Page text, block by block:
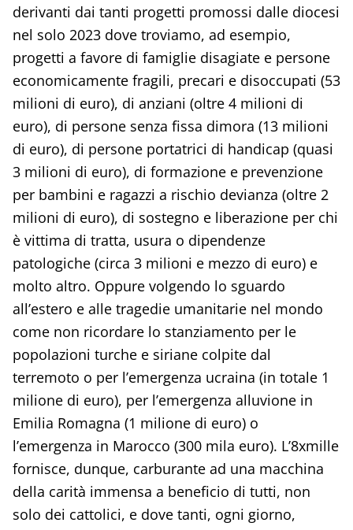
derivanti dai tanti progetti promossi dalle diocesi
nel solo 2023 dove troviamo, ad esempio,
progetti a favore di famiglie disagiate e persone
economicamente fragili, precari e disoccupati (53
milioni di euro), di anziani (oltre 4 milioni di
euro), di persone senza fissa dimora (13 milioni
di euro), di persone portatrici di handicap (quasi
3 milioni di euro), di formazione e prevenzione
per bambini e ragazzi a rischio devianza (oltre 2
milioni di euro), di sostegno e liberazione per chi
è vittima di tratta, usura o dipendenze
patologiche (circa 3 milioni e mezzo di euro) e
molto altro. Oppure volgendo lo sguardo
all’estero e alle tragedie umanitarie nel mondo
come non ricordare lo stanziamento per le
popolazioni turche e siriane colpite dal
terremoto o per l’emergenza ucraina (in totale 1
milione di euro), per l’emergenza alluvione in
Emilia Romagna (1 milione di euro) o
l’emergenza in Marocco (300 mila euro). L’8xmille
fornisce, dunque, carburante ad una macchina
della carità immensa a beneficio di tutti, non
solo dei cattolici, e dove tanti, ogni giorno,